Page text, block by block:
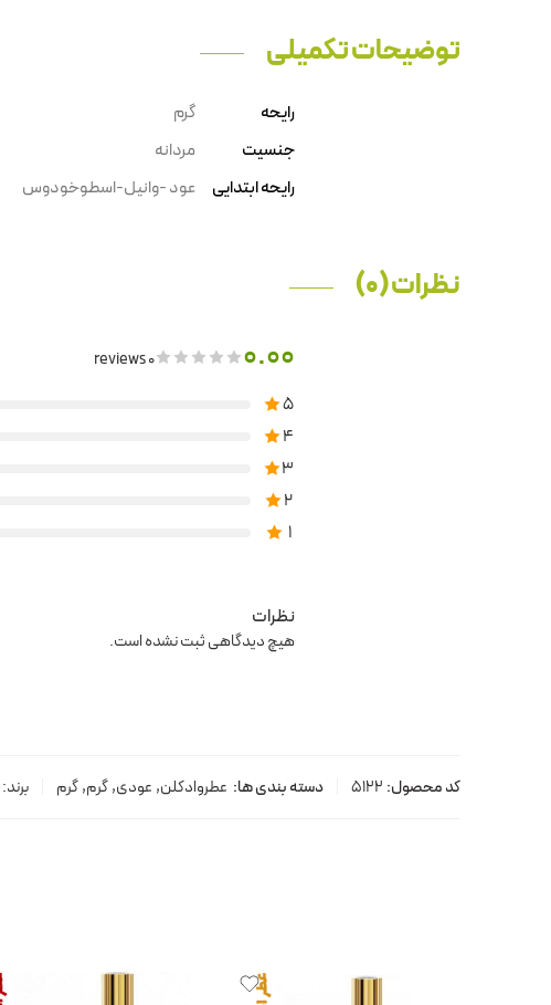
توضیحات تکمیلی
رایحه
گرم
جنسیت
مردانه
رایحه ابتدایی
عود -وانیل-اسطوخودوس
نظرات (0)
0.00
0 reviews
5
4
3
2
1
نظرات
هیچ دیدگاهی ثبت نشده است.
کد محصول: 5122 دسته بندی ها: عطروادکلن, عودی,گرم,گرم برند: